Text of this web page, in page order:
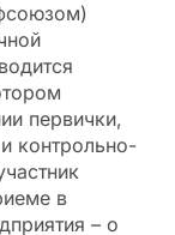
первички,
контрольно-
в
– о